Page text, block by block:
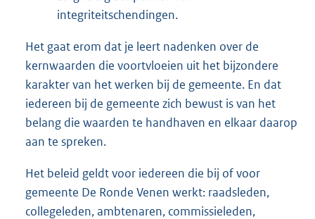
integriteitschendingen.
Het gaat erom dat je leert nadenken over de
kernwaarden die voortvloeien uit het bijzondere
karakter van het werken bij de gemeente. En dat
iedereen bij de gemeente zich bewust is van het
belang die waarden te handhaven en elkaar daarop
aan te spreken.
Het beleid geldt voor iedereen die bij of voor
gemeente De Ronde Venen werkt: raadsleden,
collegeleden, ambtenaren, commissieleden,